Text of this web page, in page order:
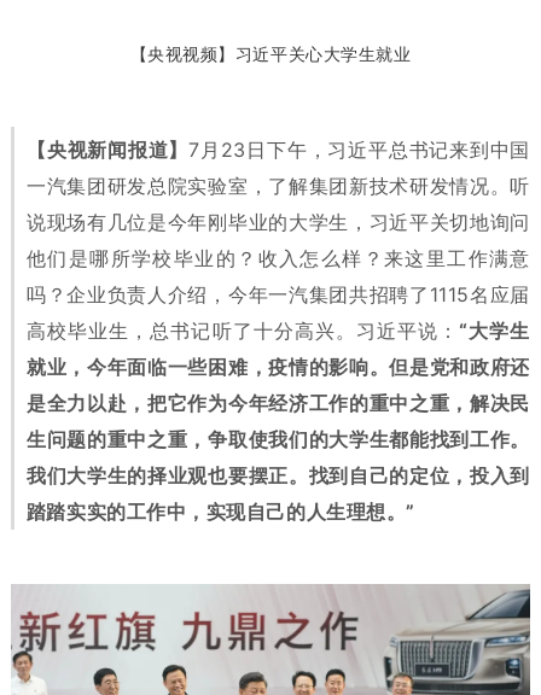
【央视视频】习近平关心大学生就业
【央视新闻报道】7月23日下午，习近平总书记来到中国
一汽集团研发总院实验室，了解集团新技术研发情况。听
说现场有几位是今年刚毕业的大学生，习近平关切地询问
他们是哪所学校毕业的？收入怎么样？来这里工作满意
吗？企业负责人介绍，今年一汽集团共招聘了1115名应届
高校毕业生，总书记听了十分高兴。习近平说： “大学生
就业，今年面临一些困难，疫情的影响。但是党和政府还
是全力以赴，把它作为今年经济工作的重中之重，解决民
生问题的重中之重，争取使我们的大学生都能找到工作。
我们大学生的择业观也要摆正。找到自己的定位，投入到
踏踏实实的工作中，实现自己的人生理想。”